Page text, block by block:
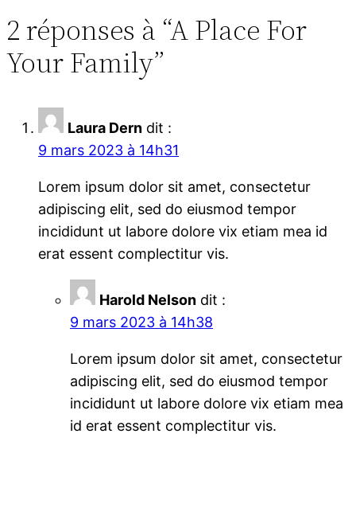
2 réponses à “A Place For
Your Family”
Laura Dern dit :
9 mars 2023 à 14h31
Lorem ipsum dolor sit amet, consectetur
adipiscing elit, sed do eiusmod tempor
incididunt ut labore dolore vix etiam mea id
erat essent complectitur vis.
Harold Nelson dit :
9 mars 2023 à 14h38
Lorem ipsum dolor sit amet, consectetur
adipiscing elit, sed do eiusmod tempor
incididunt ut labore dolore vix etiam mea
id erat essent complectitur vis.